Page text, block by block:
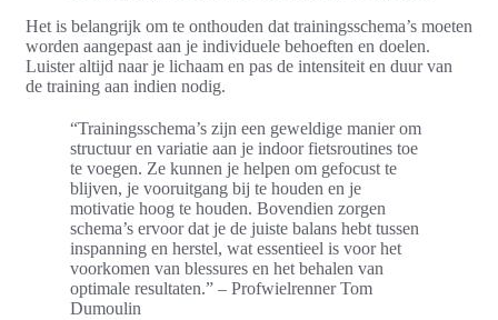
Het is belangrijk om te onthouden dat trainingsschema’s moeten
worden aangepast aan je individuele behoeften en doelen.
Luister altijd naar je lichaam en pas de intensiteit en duur van
de training aan indien nodig.
“Trainingsschema’s zijn een geweldige manier om
structuur en variatie aan je indoor fietsroutines toe
te voegen. Ze kunnen je helpen om gefocust te
blijven, je vooruitgang bij te houden en je
motivatie hoog te houden. Bovendien zorgen
schema’s ervoor dat je de juiste balans hebt tussen
inspanning en herstel, wat essentieel is voor het
voorkomen van blessures en het behalen van
optimale resultaten.” – Profwielrenner Tom
Dumoulin